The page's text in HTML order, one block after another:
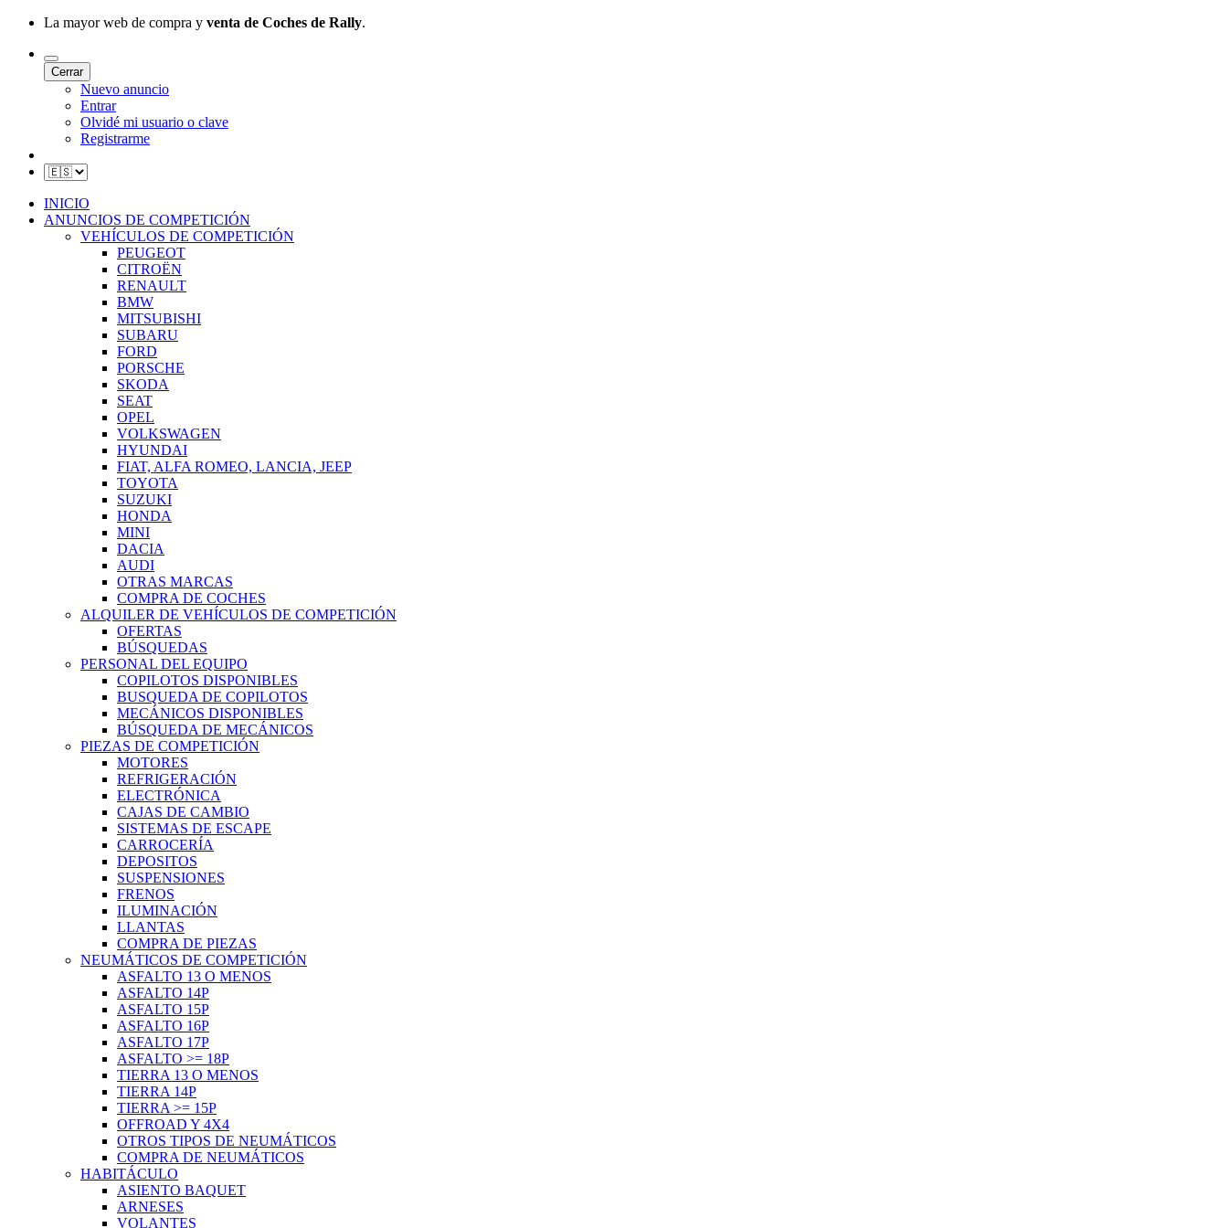
La mayor web de compra y venta de Coches de Rally.
Cerrar
Nuevo anuncio
Entrar
Olvidé mi usuario o clave
Registrarme
INICIO
ANUNCIOS DE COMPETICIÓN
VEHÍCULOS DE COMPETICIÓN
PEUGEOT
CITROËN
RENAULT
BMW
MITSUBISHI
SUBARU
FORD
PORSCHE
SKODA
SEAT
OPEL
VOLKSWAGEN
HYUNDAI
FIAT, ALFA ROMEO, LANCIA, JEEP
TOYOTA
SUZUKI
HONDA
MINI
DACIA
AUDI
OTRAS MARCAS
COMPRA DE COCHES
ALQUILER DE VEHÍCULOS DE COMPETICIÓN
OFERTAS
BÚSQUEDAS
PERSONAL DEL EQUIPO
COPILOTOS DISPONIBLES
BUSQUEDA DE COPILOTOS
MECÁNICOS DISPONIBLES
BÚSQUEDA DE MECÁNICOS
PIEZAS DE COMPETICIÓN
MOTORES
REFRIGERACIÓN
ELECTRÓNICA
CAJAS DE CAMBIO
SISTEMAS DE ESCAPE
CARROCERÍA
DEPOSITOS
SUSPENSIONES
FRENOS
ILUMINACIÓN
LLANTAS
COMPRA DE PIEZAS
NEUMÁTICOS DE COMPETICIÓN
ASFALTO 13 O MENOS
ASFALTO 14P
ASFALTO 15P
ASFALTO 16P
ASFALTO 17P
ASFALTO >= 18P
TIERRA 13 O MENOS
TIERRA 14P
TIERRA >= 15P
OFFROAD Y 4X4
OTROS TIPOS DE NEUMÁTICOS
COMPRA DE NEUMÁTICOS
HABITÁCULO
ASIENTO BAQUET
ARNESES
VOLANTES